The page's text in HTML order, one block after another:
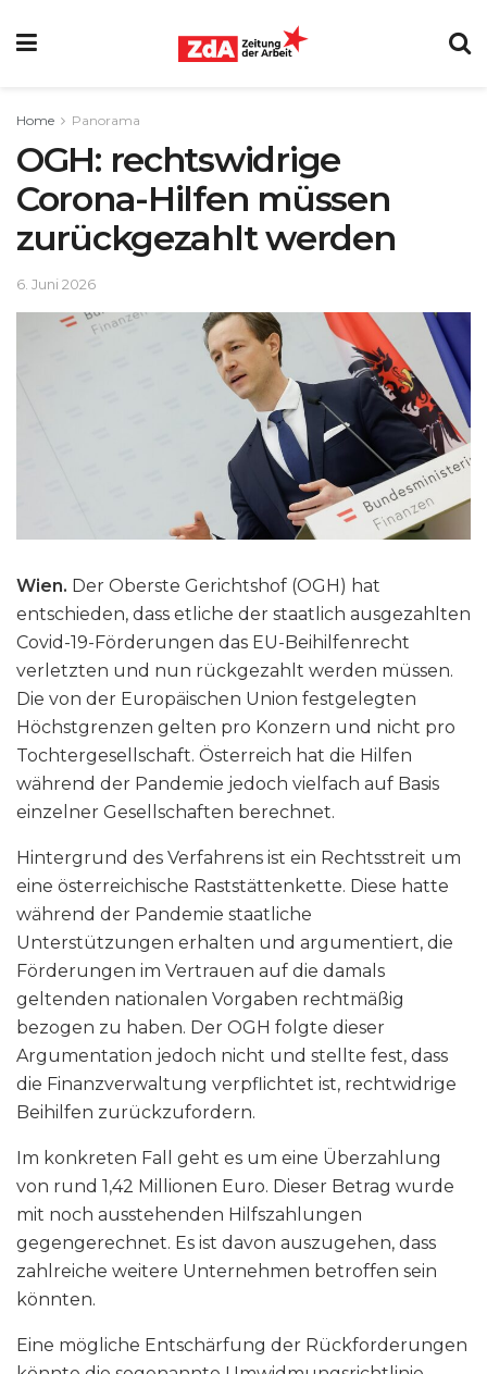
Home Panorama
OGH: rechtswidrige
Corona-Hilfen müssen
zurückgezahlt werden
6. Juni 2026
Wien. Der Oberste Gerichtshof (OGH) hat
entschieden, dass etliche der staatlich ausgezahlten
Covid-19-Förderungen das EU-Beihilfenrecht
verletzten und nun rückgezahlt werden müssen.
Die von der Europäischen Union festgelegten
Höchstgrenzen gelten pro Konzern und nicht pro
Tochtergesellschaft. Österreich hat die Hilfen
während der Pandemie jedoch vielfach auf Basis
einzelner Gesellschaften berechnet.
Hintergrund des Verfahrens ist ein Rechtsstreit um
eine österreichische Raststättenkette. Diese hatte
während der Pandemie staatliche
Unterstützungen erhalten und argumentiert, die
Förderungen im Vertrauen auf die damals
geltenden nationalen Vorgaben rechtmäßig
bezogen zu haben. Der OGH folgte dieser
Argumentation jedoch nicht und stellte fest, dass
die Finanzverwaltung verpflichtet ist, rechtwidrige
Beihilfen zurückzufordern.
Im konkreten Fall geht es um eine Überzahlung
von rund 1,42 Millionen Euro. Dieser Betrag wurde
mit noch ausstehenden Hilfszahlungen
gegengerechnet. Es ist davon auszugehen, dass
zahlreiche weitere Unternehmen betroffen sein
könnten.
Eine mögliche Entschärfung der Rückforderungen